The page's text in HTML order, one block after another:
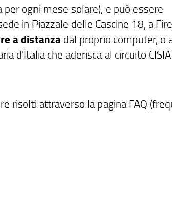
per ogni mese solare), e può essere
in Piazzale delle Cascine 18, a
a distanza dal proprio computer, o
d'Italia che aderisca al circuito
risolti attraverso la pagina FAQ